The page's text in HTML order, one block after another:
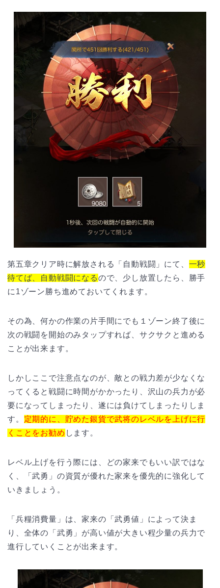
第五章クリア時に解放される「自動戦闘」にて、 一秒
待てば、自動戦闘になるので、少し放置したら、勝手
に1ゾーン勝ち進めておいてくれます。
その為、何かの作業の片手間にでも１ゾーン終了後に
次の戦闘を開始のみタップすれば、サクサクと進める
ことが出来ます。
しかしここで注意点なのが、敵との戦力差が少なくな
ってくると戦闘に時間がかかったり、沢山の兵力が必
要になってしまったり、遂には負けてしまったりしま
す。 定期的に、貯めた銀貨で武将のレベルを上げに行
くことをお勧め します。
レベル上げを行う際には、どの家来でもいい訳ではな
く、「武勇」の資質が優れた家来を優先的に強化して
いきましょう。
「兵糧消費量」は、家来の「武勇値」によって決ま
り、全体の「武勇」が高い値が大きい程少量の兵力で
進行していくことが出来ます。